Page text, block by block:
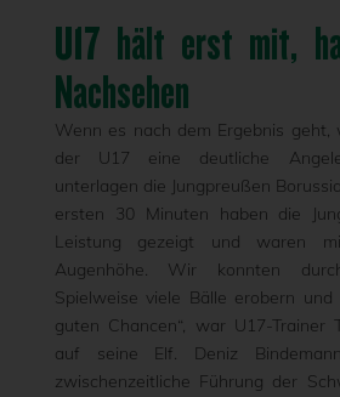
U17 hält erst mit,
Nachsehen
Wenn es nach dem Ergebnis geht,
der U17 eine deutliche
unterlagen die Jungpreußen
ersten 30 Minuten haben die
Leistung gezeigt und waren
Augenhöhe. Wir konnten
Spielweise viele Bälle erobern
guten Chancen“, war U17-Trainer
auf seine Elf. Deniz
zwischenzeitliche Führung der